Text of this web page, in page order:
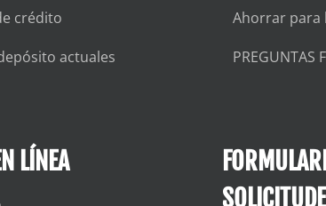
crédito
actuales
LÍNEA
Ahorrar para
PREGUNTAS